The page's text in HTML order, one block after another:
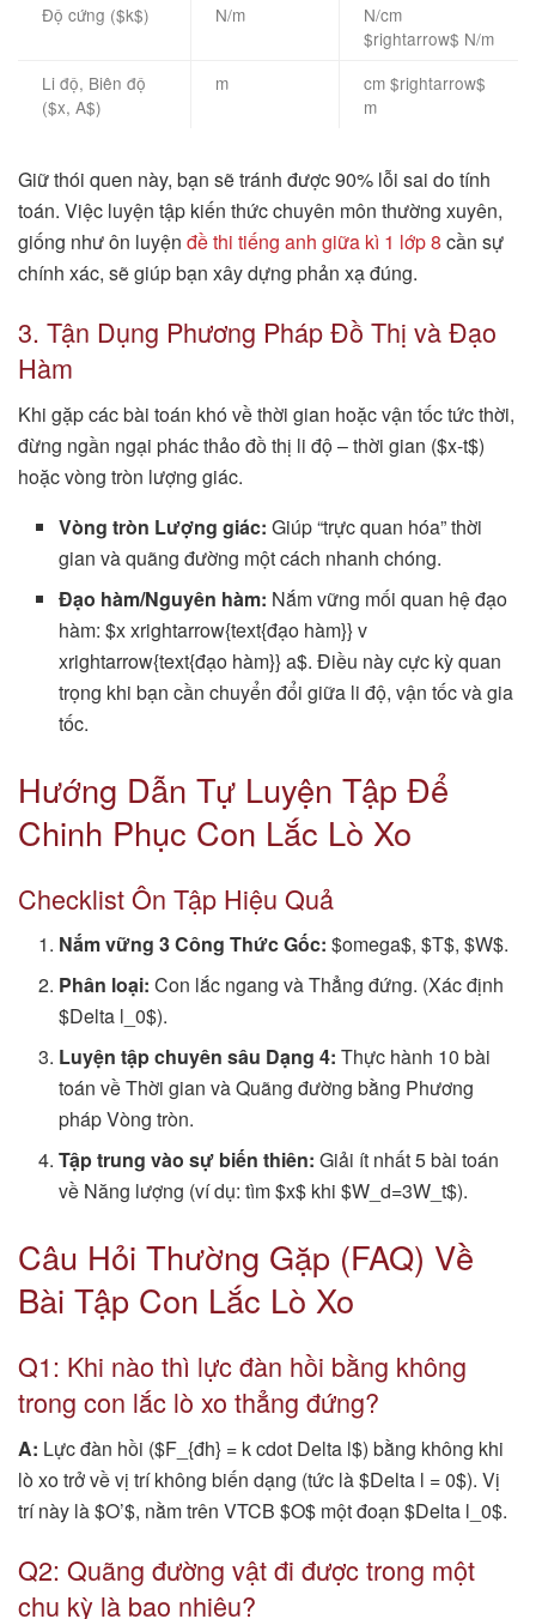
Độ cứng ($k$)
N/m
N/cm
$rightarrow$ N/m
Li độ, Biên độ
($x, A$)
m
cm $rightarrow$
m
Giữ thói quen này, bạn sẽ tránh được 90% lỗi sai do tính
toán. Việc luyện tập kiến thức chuyên môn thường xuyên,
giống như ôn luyện đề thi tiếng anh giữa kì 1 lớp 8 cần sự
chính xác, sẽ giúp bạn xây dựng phản xạ đúng.
3. Tận Dụng Phương Pháp Đồ Thị và Đạo
Hàm
Khi gặp các bài toán khó về thời gian hoặc vận tốc tức thời,
đừng ngần ngại phác thảo đồ thị li độ – thời gian ($x-t$)
hoặc vòng tròn lượng giác.
Vòng tròn Lượng giác: Giúp “trực quan hóa” thời
gian và quãng đường một cách nhanh chóng.
Đạo hàm/Nguyên hàm: Nắm vững mối quan hệ đạo
hàm: $x xrightarrow{text{đạo hàm}} v
xrightarrow{text{đạo hàm}} a$. Điều này cực kỳ quan
trọng khi bạn cần chuyển đổi giữa li độ, vận tốc và gia
tốc.
Hướng Dẫn Tự Luyện Tập Để
Chinh Phục Con Lắc Lò Xo
Checklist Ôn Tập Hiệu Quả
Nắm vững 3 Công Thức Gốc: $omega$, $T$, $W$.
Phân loại: Con lắc ngang và Thẳng đứng. (Xác định
$Delta l_0$).
Luyện tập chuyên sâu Dạng 4: Thực hành 10 bài
toán về Thời gian và Quãng đường bằng Phương
pháp Vòng tròn.
Tập trung vào sự biến thiên: Giải ít nhất 5 bài toán
về Năng lượng (ví dụ: tìm $x$ khi $W_d=3W_t$).
Câu Hỏi Thường Gặp (FAQ) Về
Bài Tập Con Lắc Lò Xo
Q1: Khi nào thì lực đàn hồi bằng không
trong con lắc lò xo thẳng đứng?
A: Lực đàn hồi ($F_{đh} = k cdot Delta l$) bằng không khi
lò xo trở về vị trí không biến dạng (tức là $Delta l = 0$). Vị
trí này là $O’$, nằm trên VTCB $O$ một đoạn $Delta l_0$.
Q2: Quãng đường vật đi được trong một
chu kỳ là bao nhiêu?